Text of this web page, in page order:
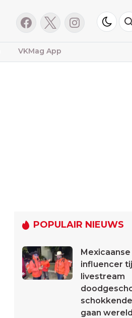
VKMag App
POPULAIR NIEUWS
influencer
livestream
gaan